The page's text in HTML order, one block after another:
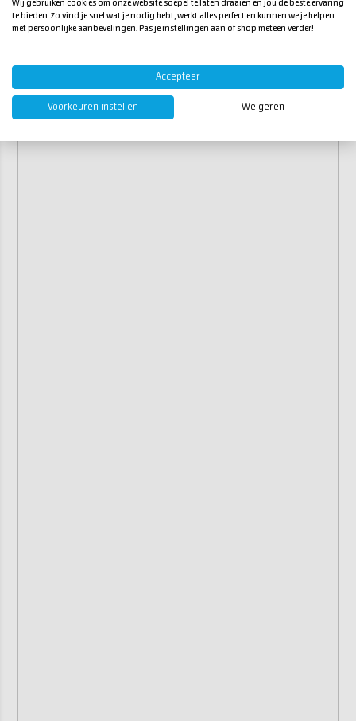
Wij gebruiken cookies om onze website soepel te laten draaien en jou de beste ervaring
te bieden. Zo vind je snel wat je nodig hebt, werkt alles perfect en kunnen we je helpen
met persoonlijke aanbevelingen. Pas je instellingen aan of shop meteen verder!
Accepteer
Voorkeuren instellen Weigeren